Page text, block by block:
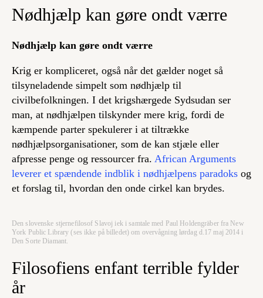
Nødhjælp kan gøre ondt værre
Nødhjælp kan gøre ondt værre
Krig er kompliceret, også når det gælder noget så
tilsyneladende simpelt som nødhjælp til
civilbefolkningen. I det krigshærgede Sydsudan ser
man, at nødhjælpen tilskynder mere krig, fordi de
kæmpende parter spekulerer i at tiltrække
nødhjælpsorganisationer, som de kan stjæle eller
afpresse penge og ressourcer fra. African Arguments
leverer et spændende indblik i nødhjælpens paradoks og
et forslag til, hvordan den onde cirkel kan brydes.
Den slovenske stjernefilosof Slavoj iek i samtale med Paul Holdengräber fra New
York Public Library (ses ikke på billedet) om overvågning lørdag d.17 maj 2014 i
Den Sorte Diamant.
Filosofiens enfant terrible fylder
år